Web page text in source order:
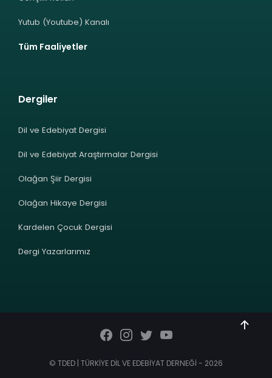
Yutub (Youtube) Kanalı
Tüm Faaliyetler
Dergiler
Dil ve Edebiyat Dergisi
Dil ve Edebiyat Araştırmalar Dergisi
Olağan Şiir Dergisi
Olağan Hikaye Dergisi
Kardelen Çocuk Dergisi
Dergi Yazarlarımız
© TDED | TÜRKİYE DİL VE EDEBİYAT DERNEĞİ - 2026